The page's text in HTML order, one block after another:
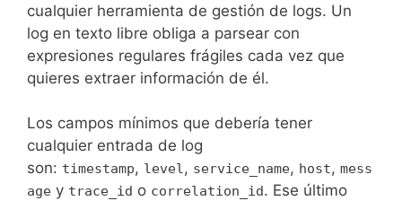
cualquier herramienta de gestión de logs. Un
log en texto libre obliga a parsear con
expresiones regulares frágiles cada vez que
quieres extraer información de él.
Los campos mínimos que debería tener
cualquier entrada de log
son: timestamp, level, service_name, host, mess
age y trace_id o correlation_id. Ese último